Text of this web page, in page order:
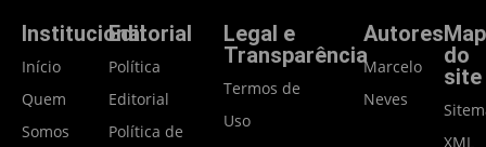
Institucional
Início
Quem
Somos
Editorial
Política
Editorial
Política de
Legal e
Transparência
Termos de
Uso
Autores
Marcelo
Neves
do
site
XML